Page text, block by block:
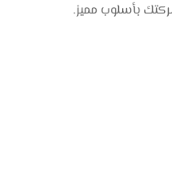
بأسلوب مميز.